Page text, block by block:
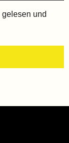
gelesen und